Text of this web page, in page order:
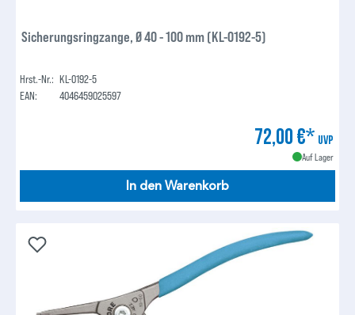
Sicherungsringzange, Ø 40 - 100 mm (KL-0192-5)
Hrst.-Nr.: KL-0192-5
EAN:
4046459025597
72,00 €* UVP
Auf Lager
In den Warenkorb